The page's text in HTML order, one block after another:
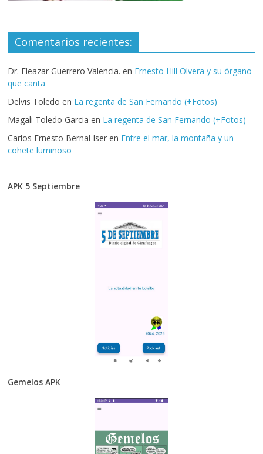
Comentarios recientes:
Dr. Eleazar Guerrero Valencia. en Ernesto Hill Olvera y su órgano
que canta
Delvis Toledo en La regenta de San Fernando (+Fotos)
Magali Toledo Garcia en La regenta de San Fernando (+Fotos)
Carlos Ernesto Bernal Iser en Entre el mar, la montaña y un
cohete luminoso
APK 5 Septiembre
Gemelos APK